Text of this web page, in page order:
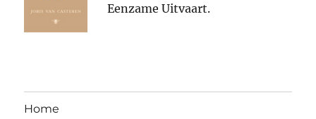
Eenzame Uitvaart.
Home